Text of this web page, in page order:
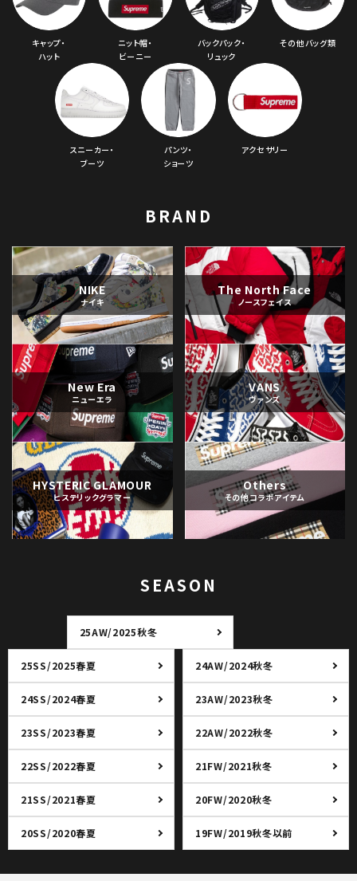
キャップ・
ハット
ニット帽・
ビーニー
バックパック・
リュック
その他バッグ類
スニーカー・
ブーツ
パンツ・
ショーツ
アクセサリー
BRAND
NIKE
ナイキ
The North Face
ノースフェイス
New Era
ニューエラ
VANS
ヴァンズ
HYSTERIC GLAMOUR
ヒステリックグラマー
Others
その他コラボアイテム
SEASON
25AW/2025秋冬
25SS/2025春夏 24AW/2024秋冬
24SS/2024春夏 23AW/2023秋冬
23SS/2023春夏 22AW/2022秋冬
22SS/2022春夏 21FW/2021秋冬
21SS/2021春夏 20FW/2020秋冬
20SS/2020春夏 19FW/2019秋冬以前